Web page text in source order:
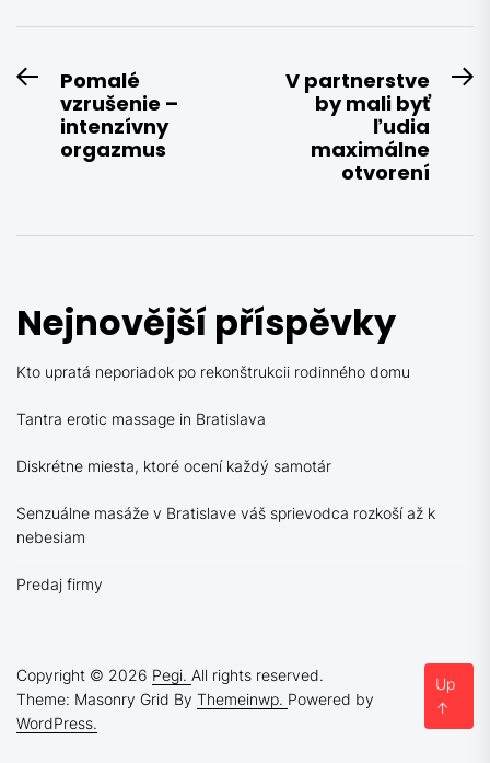
Navigace
pro
příspěvek
PreviousPomalé
vzrušenie –
intenzívny
orgazmus
V partnerstve
by mali byť
ľudia
maximálne
otvorení
Nejnovější příspěvky
Kto upratá neporiadok po rekonštrukcii rodinného domu
Tantra erotic massage in Bratislava
Diskrétne miesta, ktoré ocení každý samotár
Senzuálne masáže v Bratislave váš sprievodca rozkoší až k
nebesiam
Predaj firmy
Copyright © 2026 Pegi. All rights reserved.
Theme: Masonry Grid By Themeinwp. Powered by
WordPress.
Up
↑